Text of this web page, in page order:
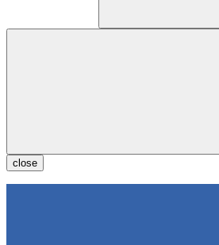
close